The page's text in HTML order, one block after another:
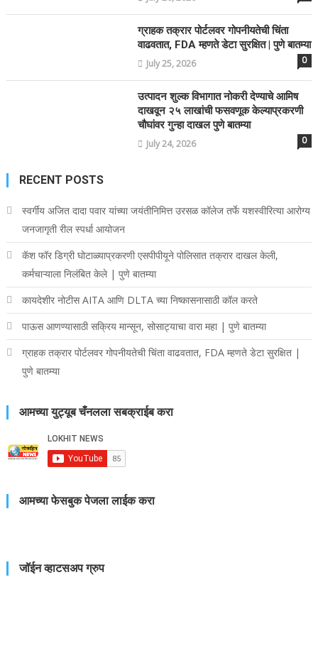
ग्राहक तक्रार पोर्टलवर गोपनीयतेची चिंता
वाढवतात, FDA म्हणते डेटा सुरक्षित | पुणे बातम्या
July 25, 2026 0
उत्पादन शुल्क विभागात नोकरी देण्याचे आमिष
दाखवून २५ लाखांची फसवणूक केल्याप्रकरणी
चौघांवर गुन्हा दाखल पुणे बातम्या
July 24, 2026 0
RECENT POSTS
स्वर्गीय अजित दादा पवार यांच्या जयंतीनिमित्त उरसळ कॉलेज तर्फे यशस्वीरित्या आरोग्य
जनजागृती रील स्पर्धा आयोजन
कॅश फॉर डिग्री घोटाळ्याप्रकरणी एसपीपीयूने पोलिसात तक्रार दाखल केली,
कर्मचाऱ्याला निलंबित केले | पुणे बातम्या
कायदेशीर नोटीस AITA आणि DLTA च्या निष्कासनासाठी कॉल करते
पाऊस आणण्यासाठी सक्रिय मान्सून, सोसाट्याचा वारा महा | पुणे बातम्या
ग्राहक तक्रार पोर्टलवर गोपनीयतेची चिंता वाढवतात, FDA म्हणते डेटा सुरक्षित |
पुणे बातम्या
आमच्या युट्यूब चँनलला सबक्राईब करा
आमच्या फेसबुक पेजला लाईक करा
जॉईन व्हाटसअप ग्रुप